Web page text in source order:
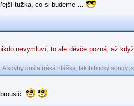
tužka, co si budeme …
nevymluví, to ale děvče pozná, až
A kdyby došla ňáká hláška, tak biblický songy